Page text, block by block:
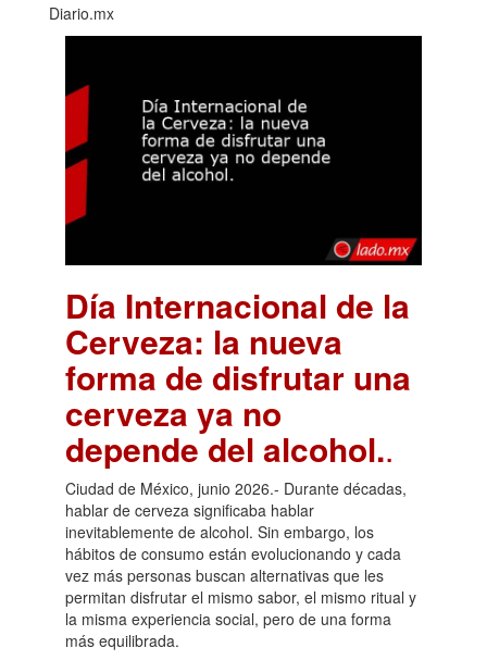
Diario.mx
Día Internacional de la
Cerveza: la nueva
forma de disfrutar una
cerveza ya no
depende del alcohol..
Ciudad de México, junio 2026.- Durante décadas,
hablar de cerveza significaba hablar
inevitablemente de alcohol. Sin embargo, los
hábitos de consumo están evolucionando y cada
vez más personas buscan alternativas que les
permitan disfrutar el mismo sabor, el mismo ritual y
la misma experiencia social, pero de una forma
más equilibrada.